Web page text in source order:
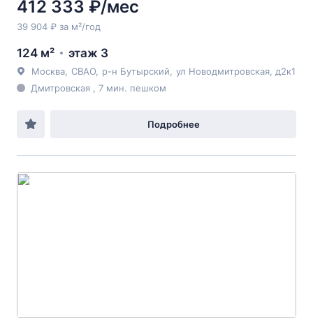
412 333 ₽/мес
39 904 ₽ за м²/год
124 м² этаж 3
Москва СВАО р-н Бутырский ул Новодмитровская , д2к1
Дмитровская , 7 мин. пешком
Подробнее